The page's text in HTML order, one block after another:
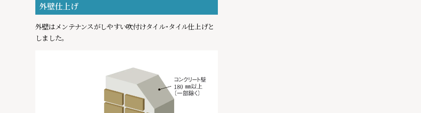
外壁仕上げ
外壁はメンテナンスがしやすい吹付けタイル・タイル仕上げと
しました。